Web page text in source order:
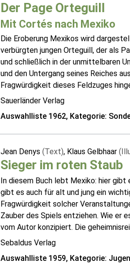
Der Page Orteguill
Mit Cortés nach Mexiko
Die Eroberung Mexikos wird
verbürgten jungen Orteguill, der als
und schließlich in der unmittelbaren
und den Untergang seines Reiches
Fragwürdigkeit dieses Feldzuges
Sauerländer Verlag
Auswahlliste 1962, Kategorie:
Jean Denys (Text), Klaus Gelbhaar
Sieger im roten Staub
In diesem Buch lebt Mexiko: hier gibt
gibt es auch für alt und jung ein
Fragwürdigkeit solcher
Zauber des Spiels entziehen. Wie er
vom Autor konzipiert. Die
Sebaldus Verlag
Auswahlliste 1959, Kategorie: